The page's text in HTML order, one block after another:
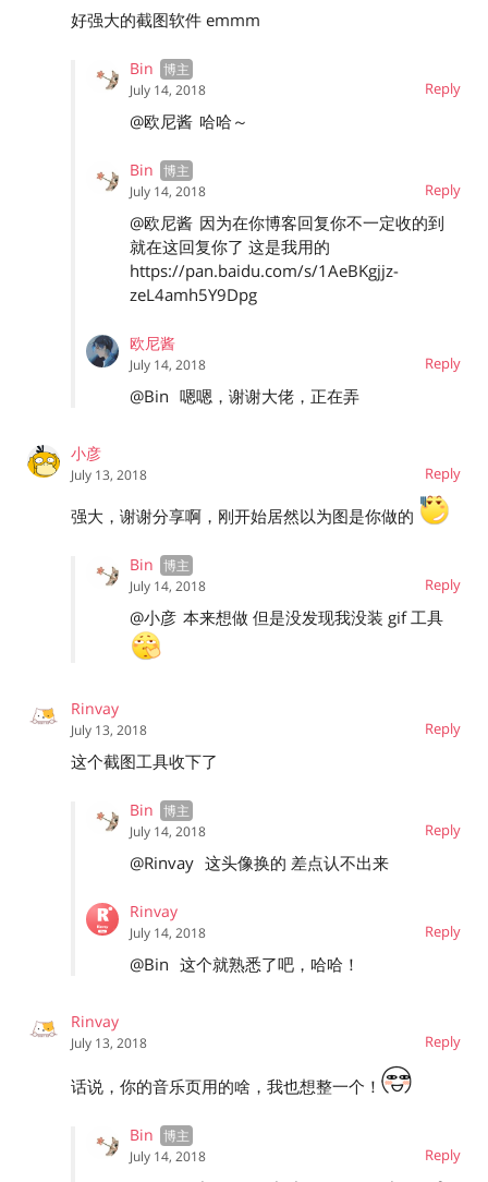
好强大的截图软件 emmm
Bin
Reply
July 14, 2018
@欧尼酱 哈哈～
Bin
Reply
July 14, 2018
@欧尼酱 因为在你博客回复你不一定收的到
就在这回复你了 这是我用的
https://pan.baidu.com/s/1AeBKgjjz-
zeL4amh5Y9Dpg
欧尼酱
Reply
July 14, 2018
@Bin 嗯嗯，谢谢大佬，正在弄
小彦
Reply
July 13, 2018
强大，谢谢分享啊，刚开始居然以为图是你做的
Bin
Reply
July 14, 2018
@小彦 本来想做 但是没发现我没装 gif 工具
Rinvay
Reply
July 13, 2018
这个截图工具收下了
Bin
Reply
July 14, 2018
@Rinvay 这头像换的 差点认不出来
Rinvay
Reply
July 14, 2018
@Bin 这个就熟悉了吧，哈哈！
Rinvay
Reply
July 13, 2018
话说，你的音乐页用的啥，我也想整一个！
Bin
Reply
July 14, 2018